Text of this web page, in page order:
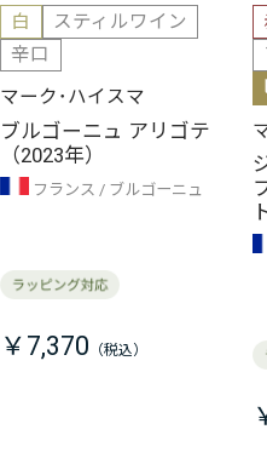
白
スティルワイン
辛口
マーク･ハイスマ
ブルゴーニュ アリゴテ
（2023年）
フランス ブルゴーニュ
￥7,370